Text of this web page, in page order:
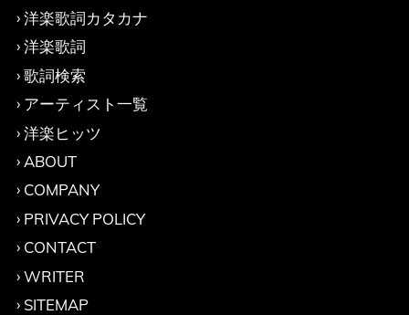
洋楽歌詞カタカナ
洋楽歌詞
歌詞検索
アーティスト一覧
洋楽ヒッツ
ABOUT
COMPANY
PRIVACY POLICY
CONTACT
WRITER
SITEMAP